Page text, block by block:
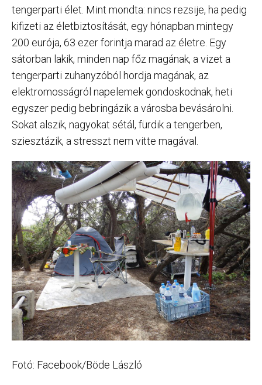
tengerparti élet. Mint mondta: nincs rezsije, ha pedig
kifizeti az életbiztosítását, egy hónapban mintegy
200 eurója, 63 ezer forintja marad az életre. Egy
sátorban lakik, minden nap főz magának, a vizet a
tengerparti zuhanyzóból hordja magának, az
elektromosságról napelemek gondoskodnak, heti
egyszer pedig bebringázik a városba bevásárolni.
Sokat alszik, nagyokat sétál, fürdik a tengerben,
sziesztázik, a stresszt nem vitte magával.
Fotó: Facebook/Böde László